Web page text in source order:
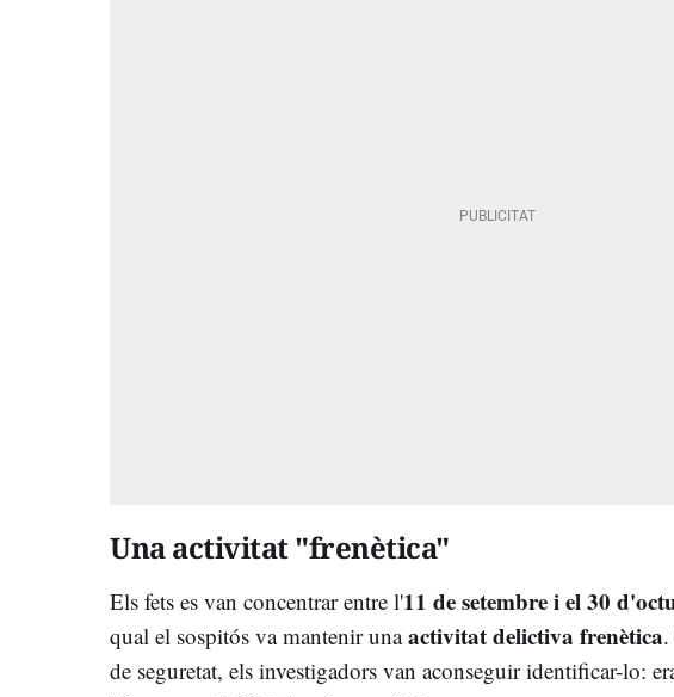
Una activitat "frenètica"
Els fets es van concentrar entre l'11 de setembre i el 30
qual el sospitós va mantenir unaactivitat delictiva frenètica
de seguretat, els investigadors van aconseguir identificar-lo: